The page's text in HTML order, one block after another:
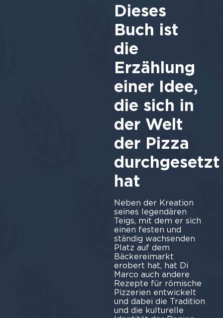
Dieses
Buch ist
die
Erzählung
einer Idee,
die sich in
der Welt
der Pizza
durchgesetzt
hat
Neben der Kreation
seines legendären
Teigs, mit dem er sich
einen festen und
ständig wachsenden
Platz auf dem
Bäckereimarkt
erobert hat, hat Di
Marco auch andere
Rezepte für römische
Pizzerien entwickelt
und dabei die Tradition
und die kulturelle